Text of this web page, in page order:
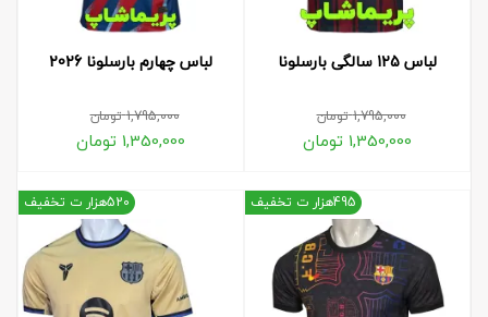
لباس 125 سالگی بارسلونا
1,795,000تومان
1,350,000 تومان
لباس چهارم بارسلونا 2026
1,795,000تومان
1,350,000 تومان
495هزار ت تخفیف 520هزار ت تخفیف